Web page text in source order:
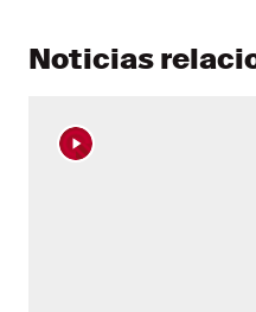
Noticias